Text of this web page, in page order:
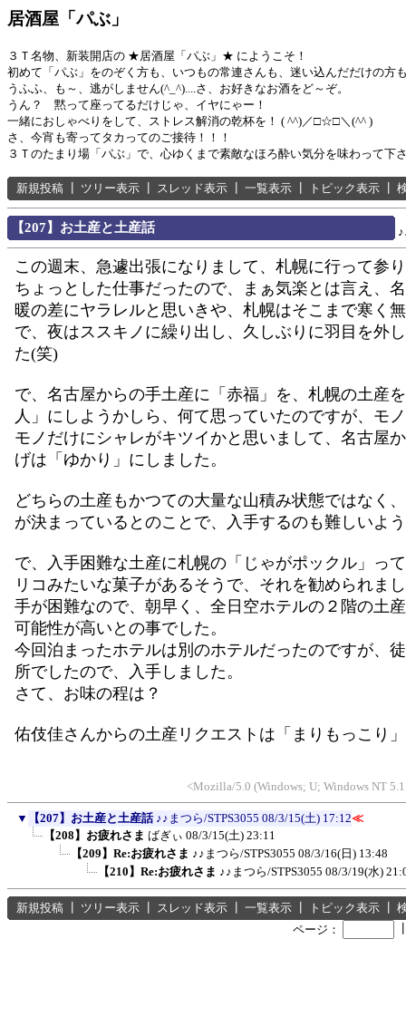
居酒屋「パぶ」
３Ｔ名物、新装開店の ★居酒屋「パぶ」★ にようこそ！
初めて「パぶ」をのぞく方も、いつもの常連さんも、迷い込んだだけの方
うふふ、も～、逃がしません(^_^)....さ、お好きなお酒をど～ぞ。
うん？ 黙って座ってるだけじゃ、イヤにゃー！
一緒におしゃべりをして、ストレス解消の乾杯を！ ( ^^)／□☆□＼(^^ )
さ、今宵も寄ってタカってのご接待！！！
３Ｔのたまり場「パぶ」で、心ゆくまで素敵なほろ酔い気分を味わって下
新規投稿 ツリー表示 スレッド表示 一覧表示 トピック表示
【207】お土産と土産話
この週末、急遽出張になりまして、札幌に行って参
ちょっとした仕事だったので、まぁ気楽とは言え、
暖の差にヤラレルと思いきや、札幌はそこまで寒く
で、夜はススキノに繰り出し、久しぶりに羽目を外
た(笑)
で、名古屋からの手土産に「赤福」を、札幌の土産
人」にしようかしら、何て思っていたのですが、モ
モノだけにシャレがキツイかと思いまして、名古屋
げは「ゆかり」にしました。
どちらの土産もかつての大量な山積み状態ではなく
が決まっているとのことで、入手するのも難しいよ
で、入手困難な土産に札幌の「じゃがポックル」っ
リコみたいな菓子があるそうで、それを勧められま
手が困難なので、朝早く、全日空ホテルの２階の土
可能性が高いとの事でした。
今回泊まったホテルは別のホテルだったのですが、
所でしたので、入手しました。
さて、お味の程は？
佑伎佳さんからの土産リクエストは「まりもっこり
<Mozilla/5.0 (Windows; U; Windows NT
▼ 【207】お土産と土産話 ♪♪まつら/STPS3055 08/3/15(土) 17:12≪
【208】お疲れさま ばぎぃ 08/3/15(土) 23:11
【209】Re:お疲れさま ♪♪まつら/STPS3055 08/3/16(日) 13:48
【210】Re:お疲れさま ♪♪まつら/STPS3055 08/3/19(水)
新規投稿 ツリー表示 スレッド表示 一覧表示 トピック表示
ページ：